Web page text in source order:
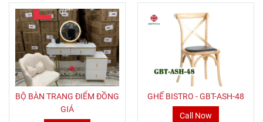
BỘ BÀN TRANG ĐIỂM ĐỒNG
GIÁ
GHẾ BISTRO - GBT-ASH-48
Call Now